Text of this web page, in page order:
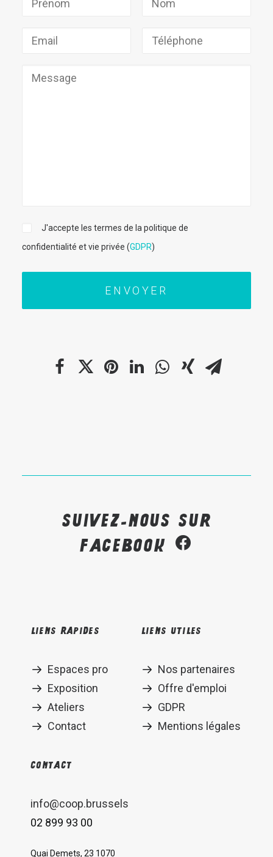
J'accepte les termes de la politique de
confidentialité et vie privée (GDPR)
Suivez-nous sur
Facebook
Liens rapides
Espaces pro
Exposition
Ateliers
Contact
Liens utiles
Nos partenaires
Offre d'emploi
GDPR
Mentions légales
Contact
info@coop.brussels
02 899 93 00
Quai Demets, 23 1070